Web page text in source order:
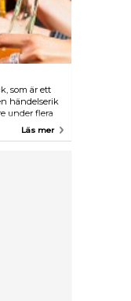
som är ett
händelserik
under flera
som deLäs mer